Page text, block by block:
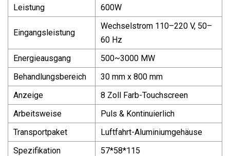
Leistung
600W
Eingangsleistung
Wechselstrom 110–220 V, 50–
60 Hz
Energieausgang
500~3000 MW
Behandlungsbereich
30 mm x 800 mm
Anzeige
8 Zoll Farb-Touchscreen
Arbeitsweise
Puls & Kontinuierlich
Transportpaket
Luftfahrt-Aluminiumgehäuse
Spezifikation
57*58*115